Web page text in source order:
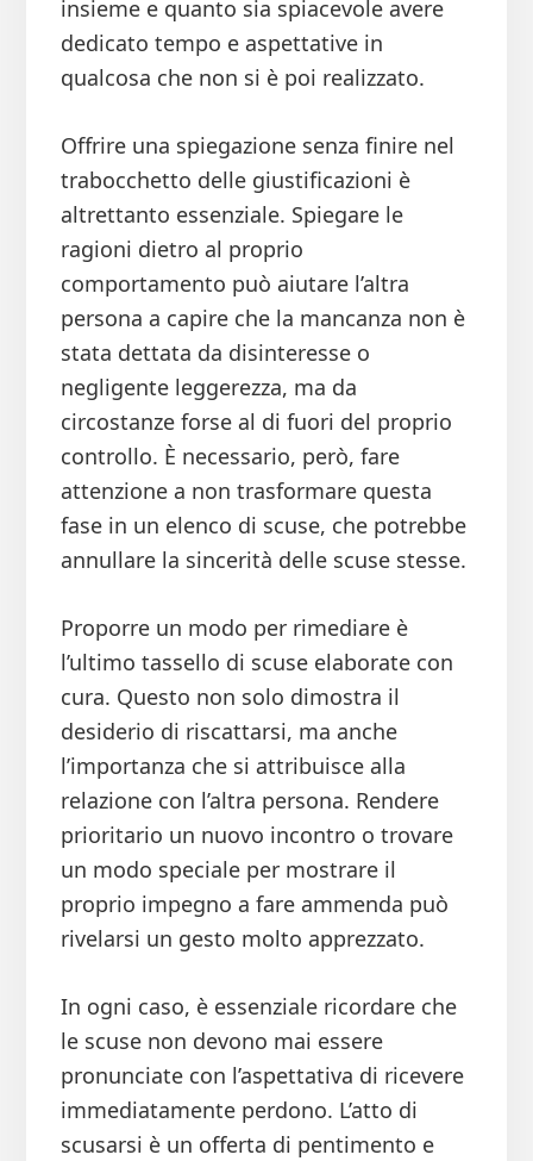
insieme e quanto sia spiacevole avere
dedicato tempo e aspettative in
qualcosa che non si è poi realizzato.
Offrire una spiegazione senza finire nel
trabocchetto delle giustificazioni è
altrettanto essenziale. Spiegare le
ragioni dietro al proprio
comportamento può aiutare l’altra
persona a capire che la mancanza non è
stata dettata da disinteresse o
negligente leggerezza, ma da
circostanze forse al di fuori del proprio
controllo. È necessario, però, fare
attenzione a non trasformare questa
fase in un elenco di scuse, che potrebbe
annullare la sincerità delle scuse stesse.
Proporre un modo per rimediare è
l’ultimo tassello di scuse elaborate con
cura. Questo non solo dimostra il
desiderio di riscattarsi, ma anche
l’importanza che si attribuisce alla
relazione con l’altra persona. Rendere
prioritario un nuovo incontro o trovare
un modo speciale per mostrare il
proprio impegno a fare ammenda può
rivelarsi un gesto molto apprezzato.
In ogni caso, è essenziale ricordare che
le scuse non devono mai essere
pronunciate con l’aspettativa di ricevere
immediatamente perdono. L’atto di
scusarsi è un offerta di pentimento e